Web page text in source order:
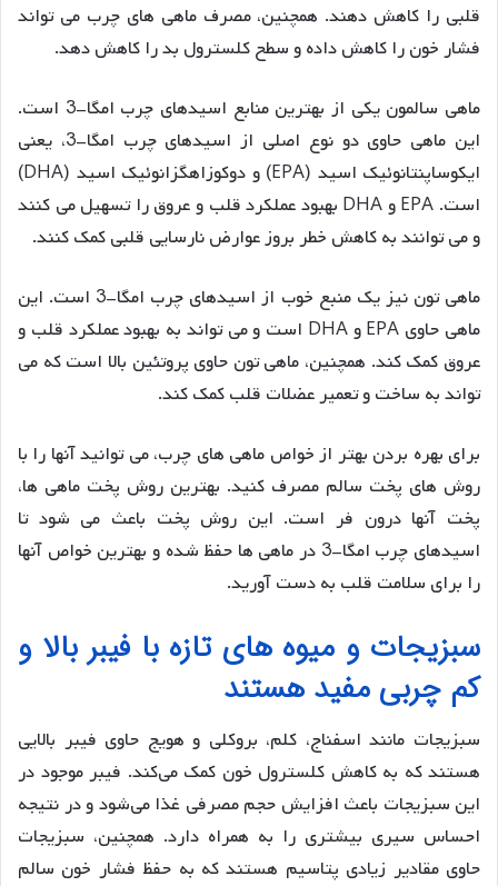
قلبی را کاهش دهند. همچنین، مصرف ماهی های چرب می تواند
فشار خون را کاهش داده و سطح کلسترول بد را کاهش دهد.
ماهی سالمون یکی از بهترین منابع اسیدهای چرب امگا-3 است.
این ماهی حاوی دو نوع اصلی از اسیدهای چرب امگا-3، یعنی
ایکوساپنتانوئیک اسید (EPA) و دوکوزاهگزانوئیک اسید (DHA)
است. EPA و DHA بهبود عملکرد قلب و عروق را تسهیل می کنند
و می توانند به کاهش خطر بروز عوارض نارسایی قلبی کمک کنند.
ماهی تون نیز یک منبع خوب از اسیدهای چرب امگا-3 است. این
ماهی حاوی EPA و DHA است و می تواند به بهبود عملکرد قلب و
عروق کمک کند. همچنین، ماهی تون حاوی پروتئین بالا است که می
تواند به ساخت و تعمیر عضلات قلب کمک کند.
برای بهره بردن بهتر از خواص ماهی های چرب، می توانید آنها را با
روش های پخت سالم مصرف کنید. بهترین روش پخت ماهی ها،
پخت آنها درون فر است. این روش پخت باعث می شود تا
اسیدهای چرب امگا-3 در ماهی ها حفظ شده و بهترین خواص آنها
را برای سلامت قلب به دست آورید.
سبزیجات و میوه های تازه با فیبر بالا و
کم چربی مفید هستند
سبزیجات مانند اسفناج، کلم، بروکلی و هویج حاوی فیبر بالایی
هستند که به کاهش کلسترول خون کمک می‌کند. فیبر موجود در
این سبزیجات باعث افزایش حجم مصرفی غذا می‌شود و در نتیجه
احساس سیری بیشتری را به همراه دارد. همچنین، سبزیجات
حاوی مقادیر زیادی پتاسیم هستند که به حفظ فشار خون سالم